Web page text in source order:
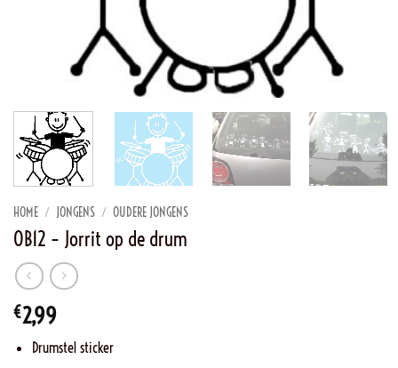
HOME / JONGENS / OUDERE JONGENS
OB12 – Jorrit op de drum
€2,99
Drumstel sticker